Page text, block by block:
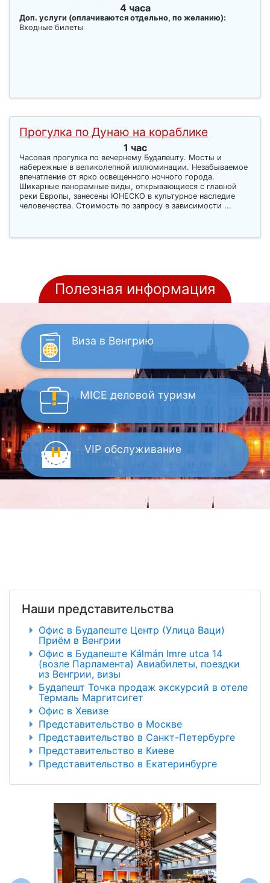
4 часа
Доп. услуги (оплачиваются отдельно, по желанию):
Входные билеты
Прогулка по Дунаю на кораблике
1 час
Часовая прогулка по вечернему Будапешту. Мосты и
набережные в великолепной иллюминации. Незабываемое
впечатление от ярко освещенного ночного города.
Шикарные панорамные виды, открывающиеся с главной
реки Европы, занесены ЮНЕСКО в культурное наследие
человечества. Стоимость по запросу в зависимости ...
Полезная информация
Виза в Венгрию
MICE деловой туризм
VIP обслуживание
Наши представительства
Офис в Будапеште Центр (Улица Ваци)
Приём в Венгрии
Офис в Будапеште Kálmán Imre utca 14
(возле Парламента) Авиабилеты, поездки
из Венгрии, визы
Будапешт Точка продаж экскурсий в отеле
Термаль Маргитсигет
Офис в Хевизе
Представительство в Москве
Представительство в Санкт-Петербурге
Представительство в Киеве
Представительство в Екатеринбурге